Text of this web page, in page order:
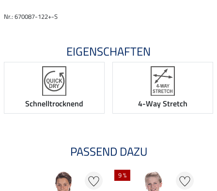
Nr.: 670087-122+-S
EIGENSCHAFTEN
Schnelltrocknend 4-Way Stretch
PASSEND DAZU
9 %